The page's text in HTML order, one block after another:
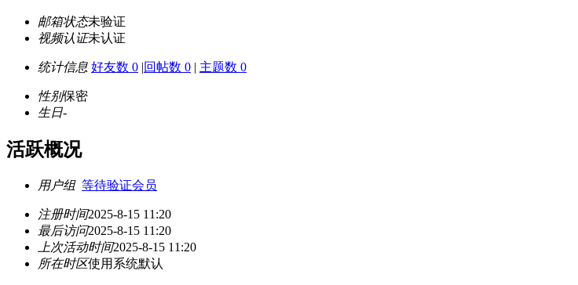
邮箱状态未验证
视频认证未认证
统计信息 好友数 0 |回帖数 0 | 主题数 0
性别保密
生日-
活跃概况
用户组 等待验证会员
注册时间2025-8-15 11:20
最后访问2025-8-15 11:20
上次活动时间2025-8-15 11:20
所在时区使用系统默认